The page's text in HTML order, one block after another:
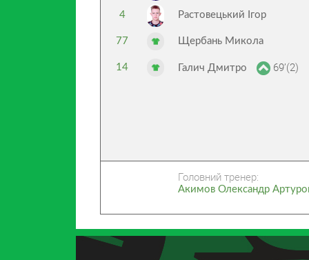
4 Растовецький Ігор
77 Щербань Микола
14 Галич Дмитро 69’(2)
Головний тренер:
Акимов Олександр